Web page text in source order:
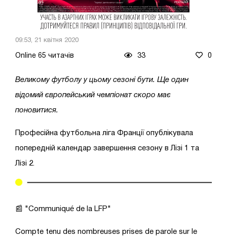
09:53, 21 квітня 2020
Online 65 читачів 33 0
Великому футболу у цьому сезоні бути. Ще один
відомий європейський чемпіонат скоро має
поновитися.
Професійна футбольна ліга Франції опублікувала
попередній календар завершення сезону в Лізі 1 та
Лізі 2.
📰 "Communiqué de la LFP"
Compte tenu des nombreuses prises de parole sur le